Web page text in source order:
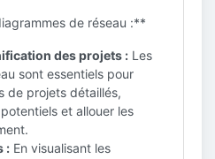
de réseau :**
des projets : Les
sont essentiels pour
de projets détaillés,
et allouer les
: En visualisant les